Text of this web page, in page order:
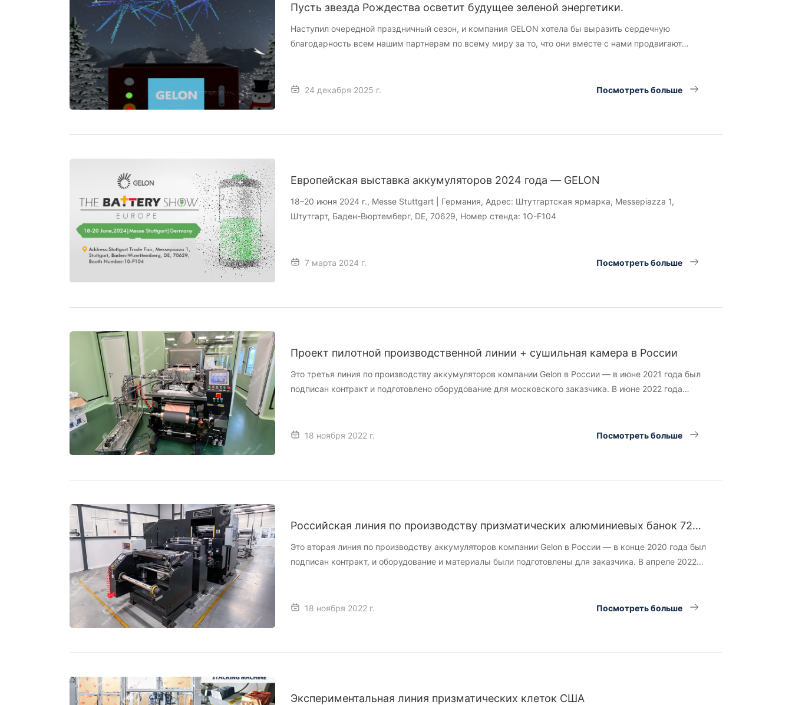
Пусть звезда Рождества осветит будущее зеленой энергетики.
Наступил очередной праздничный сезон, и компания GELON хотела бы выразить сердечную
благодарность всем нашим партнерам по всему миру за то, что они вместе с нами продвигают
24 декабря 2025 г.
Посмотреть больше
Европейская выставка аккумуляторов 2024 года — GELON
18–20 июня 2024 г., Messe Stuttgart | Германия, Адрес: Штутгартская ярмарка, Messepiazza 1,
Штутгарт, Баден-Вюртемберг, DE, 70629, Номер стенда: 1O-F104
7 марта 2024 г. Посмотреть больше
Проект пилотной производственной линии + сушильная камера в России
Это третья линия по производству аккумуляторов компании Gelon в России — в июне 2021 года был
подписан контракт и подготовлено оборудование для московского заказчика. В июне 2022 года
18 ноября 2022 г.
Посмотреть больше
Российская линия по производству призматических алюминиевых банок 72AH
— проект «под ключ» (материалы + оборудование + технологии).
Это вторая линия по производству аккумуляторов компании Gelon в России — в конце 2020 года был
подписан контракт, и оборудование и материалы были подготовлены для заказчика. В апреле 2022
18 ноября 2022 г.
Посмотреть больше
Экспериментальная линия призматических клеток США